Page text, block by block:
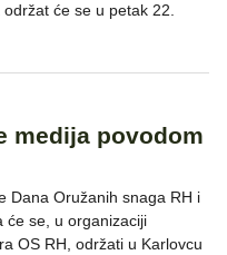
će se u petak 22.
medija povodom
Dana Oružanih snaga RH i
će se, u organizaciji
OS RH, održati u Karlovcu